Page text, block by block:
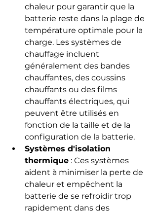
chaleur pour garantir que la
batterie reste dans la plage de
température optimale pour la
charge. Les systèmes de
chauffage incluent
généralement des bandes
chauffantes, des coussins
chauffants ou des films
chauffants électriques, qui
peuvent être utilisés en
fonction de la taille et de la
configuration de la batterie.
Systèmes d'isolation
thermique : Ces systèmes
aident à minimiser la perte de
chaleur et empêchent la
batterie de se refroidir trop
rapidement dans des